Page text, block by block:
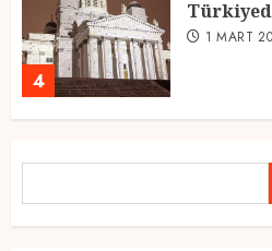
5
2025 En
21 MART